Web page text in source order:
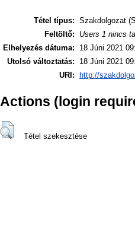
Tétel típus: Szakdolgozat
Feltöltő:
Users 1 nincs
Elhelyezés dátuma:
18 Júni 2021
Utolsó változtatás:
18 Júni 2021
URI:
http://
Actions (login
Tétel szekesztése